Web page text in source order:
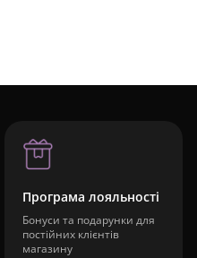
Програма лояльності
Бонуси та подарунки для
постійних клієнтів
магазину